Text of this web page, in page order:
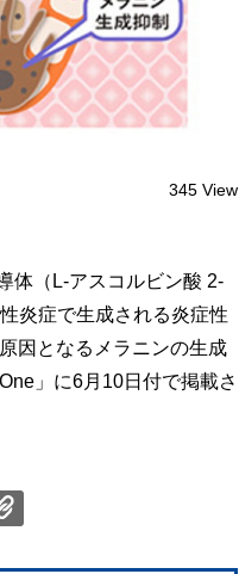
345 View
体（L-アスコルビン酸 2-
炎症で生成される炎症性
因となるメラニンの生成
」に6月10日付で掲載さ